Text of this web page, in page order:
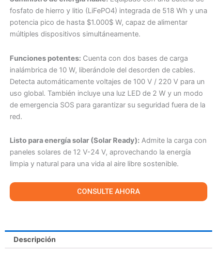
fosfato de hierro y litio (LiFePO4) integrada de 518 Wh y una
potencia pico de hasta $1.000$ W, capaz de alimentar
múltiples dispositivos simultáneamente.
Funciones potentes: Cuenta con dos bases de carga
inalámbrica de 10 W, liberándole del desorden de cables.
Detecta automáticamente voltajes de 100 V / 220 V para un
uso global. También incluye una luz LED de 2 W y un modo
de emergencia SOS para garantizar su seguridad fuera de la
red.
Listo para energía solar (Solar Ready): Admite la carga con
paneles solares de 12 V-24 V, aprovechando la energía
limpia y natural para una vida al aire libre sostenible.
CONSULTE AHORA
Descripción